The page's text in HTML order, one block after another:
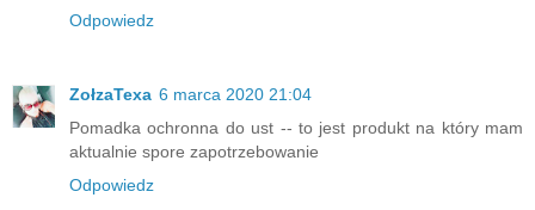
Odpowiedz
ZołzaTexa 6 marca 2020 21:04
Pomadka ochronna do ust -- to jest produkt na który mam
aktualnie spore zapotrzebowanie
Odpowiedz